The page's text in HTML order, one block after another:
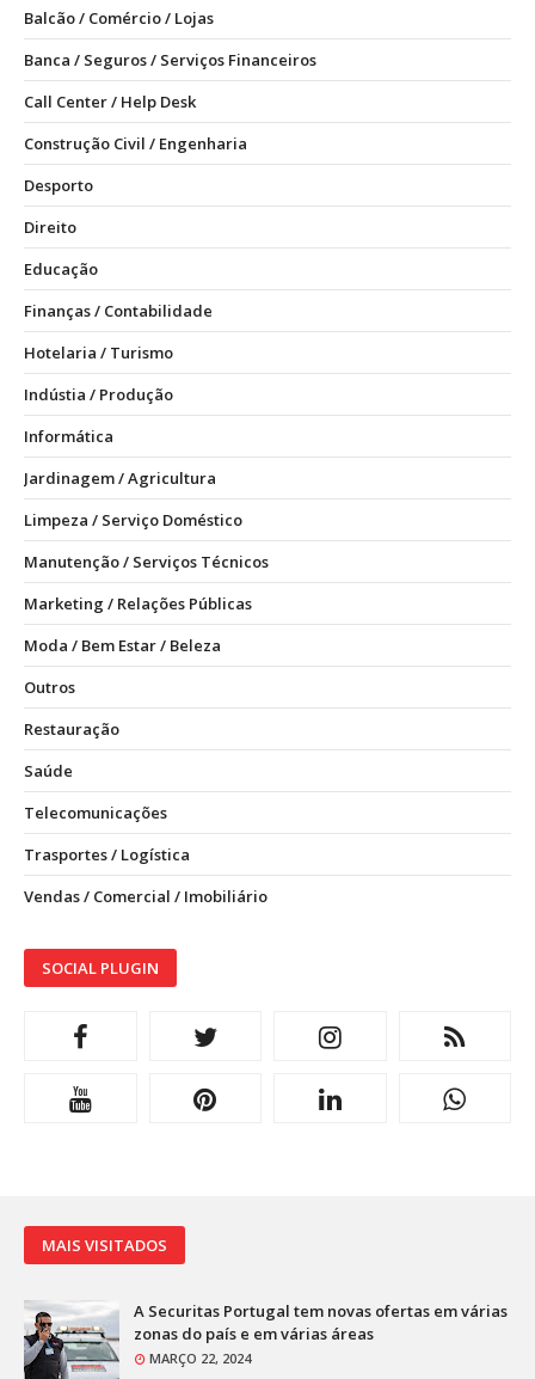
Balcão / Comércio / Lojas
Banca / Seguros / Serviços Financeiros
Call Center / Help Desk
Construção Civil / Engenharia
Desporto
Direito
Educação
Finanças / Contabilidade
Hotelaria / Turismo
Indústia / Produção
Informática
Jardinagem / Agricultura
Limpeza / Serviço Doméstico
Manutenção / Serviços Técnicos
Marketing / Relações Públicas
Moda / Bem Estar / Beleza
Outros
Restauração
Saúde
Telecomunicações
Trasportes / Logística
Vendas / Comercial / Imobiliário
SOCIAL PLUGIN
MAIS VISITADOS
A Securitas Portugal tem novas ofertas em várias
zonas do país e em várias áreas
MARÇO 22, 2024